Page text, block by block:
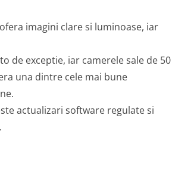
imagini clare si luminoase, iar
de exceptie, iar camerele sale de 50
una dintre cele mai bune
actualizari software regulate si